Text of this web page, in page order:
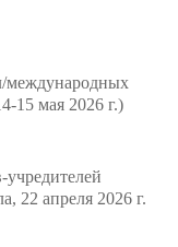
международных
15 мая 2026 г.)
учредителей
22 апреля 2026 г.